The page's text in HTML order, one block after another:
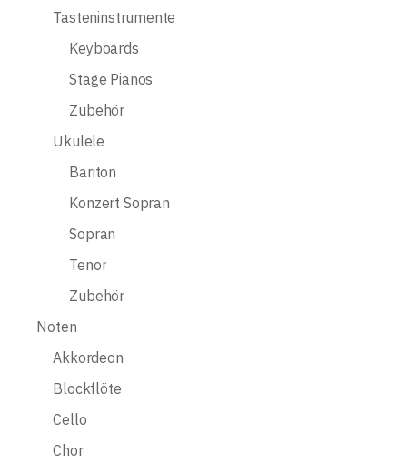
Tasteninstrumente
Keyboards
Stage Pianos
Zubehör
Ukulele
Bariton
Konzert Sopran
Sopran
Tenor
Zubehör
Noten
Akkordeon
Blockflöte
Cello
Chor